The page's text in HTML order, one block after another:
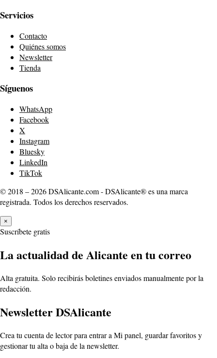
Servicios
Contacto
Quiénes somos
Newsletter
Tienda
Síguenos
WhatsApp
Facebook
X
Instagram
Bluesky
LinkedIn
TikTok
© 2018 – 2026 DSAlicante.com - DSAlicante® es una marca
registrada. Todos los derechos reservados.
×
Suscríbete gratis
La actualidad de Alicante en tu correo
Alta gratuita. Solo recibirás boletines enviados manualmente por la
redacción.
Newsletter DSAlicante
Crea tu cuenta de lector para entrar a Mi panel, guardar favoritos y
gestionar tu alta o baja de la newsletter.